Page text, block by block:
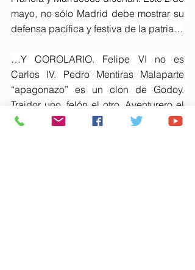
mayo, no sólo Madrid debe mostrar su
defensa pacífica y festiva de la patria…
…Y COROLARIO. Felipe VI no es
Carlos IV. Pedro Mentiras Malaparte
“apagonazo” es un clon de Godoy.
Traidor uno, felón el otro. Aventurero el
favorito de la reina, ambicioso y sin